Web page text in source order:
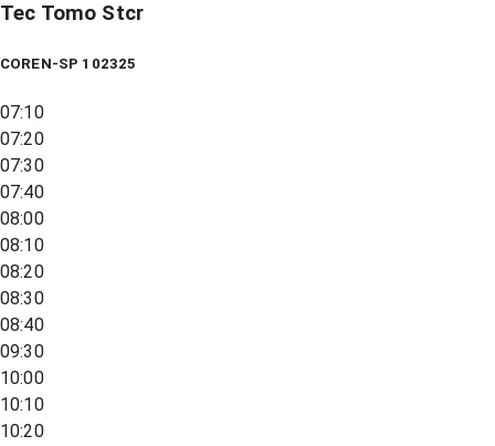
Tec Tomo Stcr
COREN-SP 102325
07:10
07:20
07:30
07:40
08:00
08:10
08:20
08:30
08:40
09:30
10:00
10:10
10:20